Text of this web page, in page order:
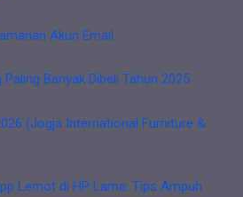
Akun Email
Banyak Dibeli Tahun 2025
(Jogja International Furniture &
Lemot di HP Lama: Tips Ampuh